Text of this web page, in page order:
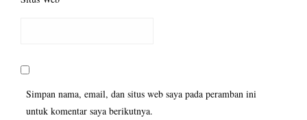
Simpan nama, email, dan situs web saya pada peramban ini
untuk komentar saya berikutnya.